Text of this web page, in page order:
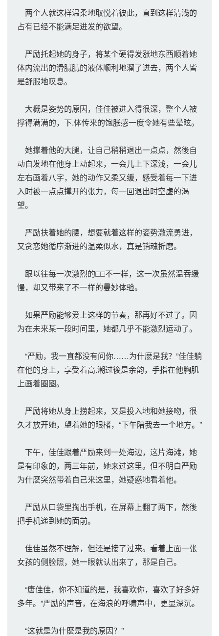
两个人就这样温柔地取悦着彼此，直到这样清浅的
占有已经不能满足迸发的欲望。
严励托起她的身子，将某个硬得发涨地东西顺着她
体内流出的滑腻腻的液体顺利地溜了进去，两个人皆
是舒服地叹息。
大概是姿势的原因，佳佳被进入得很深，整个人被
撑得满满的，下.体传来的饱胀感一度令她有些晕眩。
她撑着他的大腿，让自己稍稍退出一点点，然後自
动自发地在他身上动起来，一会儿上下深浅，一会儿
左右画着八字，她的动作又柔又缓，感受着每一下进
入时被一点点撑开的张力，每一回退出时空虚的渴
望。
严励扶着她的腰，想要就着这样的姿势激流勇进，
又贪恋她循序渐进的温柔似水，真是销魂折磨。
跟以往每一次激烈的□□不一样，这一次虽然温吞缓
慢，却又带来了不一样的曼妙体验。
如果严励能够爱上这样的节奏，那再好不过了。因
为在未来某一段时间里，她都几乎不能激烈运动了。
“严励，我一直都没有问你……为什麽是我？”佳佳躺
在他的身上，享受着高.潮过後是余韵，手指在他胸肌
上画着圈圈。
严励将她从身上捞起来，又是投入地和她接吻，很
久才放开她，望着她的眼楮，“下午陪我去一个地方。”
下午，佳佳跟着严励来到一处海边，这片海滩，她
是有印象的，两三年前，她来过这里。但不明白严励
为什麽突然带着自己来这里，她疑惑地看着他。
严励从口袋里掏出手机，在屏幕上翻了两下，然後
把手机递到她的面前。
佳佳虽然不理解，但还是接了过来。看着上面一张
女孩的侧脸照，她一眼就认出来了，那是自己。
“唐佳佳，你不知道的是，我喜欢你，喜欢了好多好
多年。”严励的声音，在海浪的呼啸声中，更显深沉。
“这就是为什麽是我的原因？”